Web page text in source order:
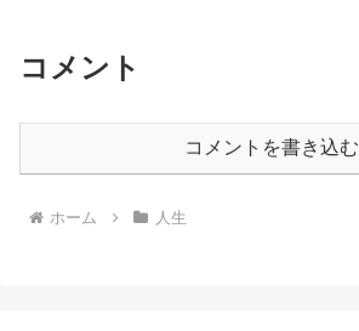
コメント
コメントを書き込む
ホーム 人生